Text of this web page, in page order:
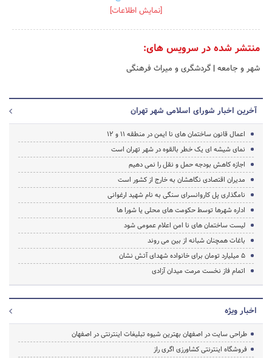
[نمایش اطلاعات]
منتشر شده در سرویس های:
شهر و جامعه | گردشگری و میراث فرهنگی
آخرین اخبار شورای اسلامی شهر تهران
اعمال قانون ساختمان های نا ایمن در منطقه 11 و 12
نمای شیشه ای یک خطر بالقوه در شهر تهران است
اجازه کاهش بودجه حمل و نقل را نمی دهیم
مدیران اقتصادی نگاهشان به خارج از کشور است
نامگذاری پل کاروانسرای سنگی به نام شهید ارغوانی
اداره شهرها توسط حکومت های محلی یا شورا ها
لیست ساختمان های نا امن اعلام عمومی شود
باغات همچنان شبانه از بین می روند
5 میلیارد تومان برای خانواده شهدای آتش نشان
اتمام فاز نخست مرمت میدان آزادی
اخبار ویژه
طراحی سایت در اصفهان بهترین شیوه تبلیغات اینترنتی در اصفهان
فروشگاه اینترنتی کشاورزی اگری راز